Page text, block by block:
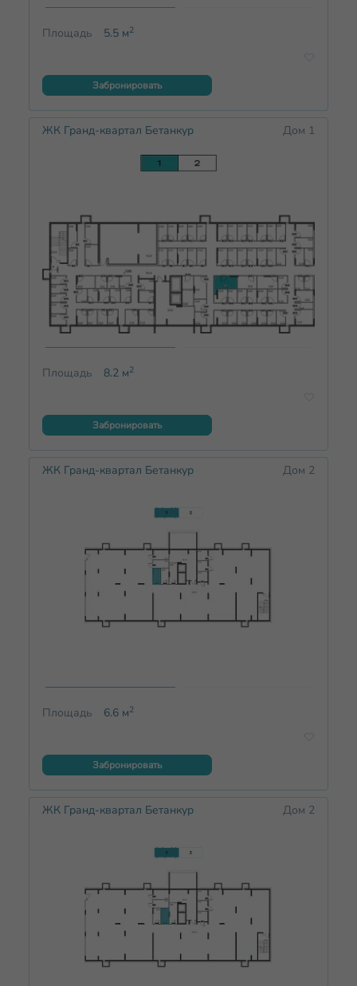
Площадь 5.5м2
Забронировать
ЖК Гранд-квартал Бетанкур Дом 1
Площадь 8.2м2
Забронировать
ЖК Гранд-квартал Бетанкур Дом 2
Площадь 6.6м2
Забронировать
ЖК Гранд-квартал Бетанкур Дом 2